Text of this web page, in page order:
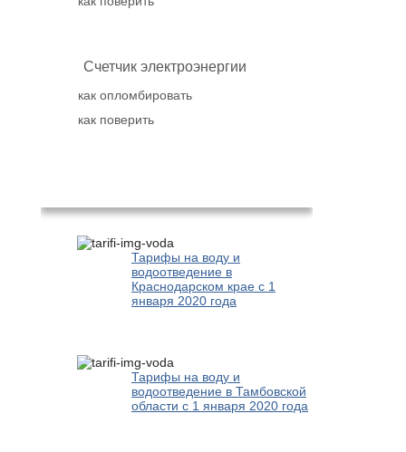
Счетчик электроэнергии
как опломбировать
как поверить
Тарифы на воду и
водоотведение в
Краснодарском крае с 1
января 2020 года
Тарифы на воду и
водоотведение в Тамбовской
области с 1 января 2020 года